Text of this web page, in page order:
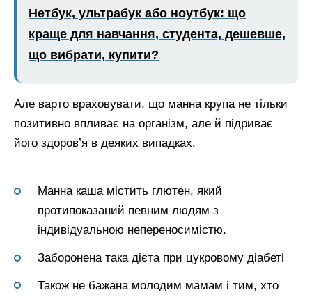
Нетбук, ультрабук або ноутбук: що
краще для навчання, студента, дешевше,
що вибрати, купити?
Але варто враховувати, що манна крупа не тільки
позитивно впливає на організм, але й підриває
його здоров’я в деяких випадках.
Манна каша містить глютен, який
протипоказаний певним людям з
індивідуальною непереносимістю.
Заборонена така дієта при цукровому діабеті
Також не бажана молодим мамам і тим, хто